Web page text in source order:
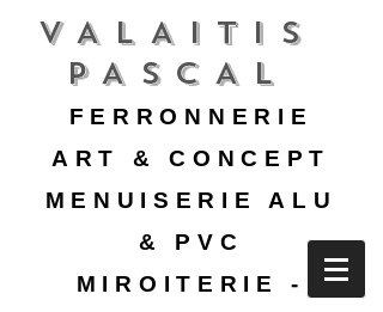
VALAITIS
PASCAL
FERRONNERIE
ART & CONCEPT
MENUISERIE ALU
& PVC
MIROITERIE -